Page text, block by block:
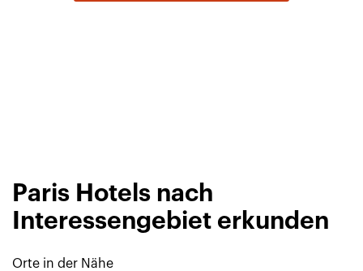
Paris Hotels nach
Interessengebiet erkunden
Orte in der Nähe